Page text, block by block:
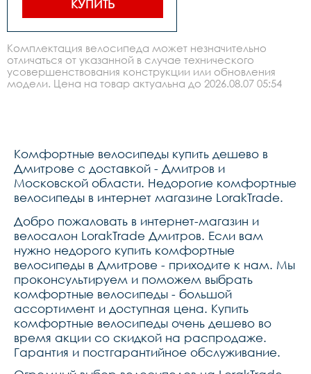
переключатель shimano rd-
m310 altus,передний
тормоз tektro m285 hydr.
гидравлический,задний
тормоз tektro m285 hydr.
disc 160 гидравлический
,манетки shimano-
m315,шатуны prowheel
промах,покрышки
chaoyang 28*1.75
h5113,обода двойной da-
18 28,цепьkmc z8,руль lorak
alloy 640w,вынос tds-zoom
регулируемый по
углу,подседельный штырь
lorak alloy
27.2*300mm,рулевая
колонка neco,седло lorak
6752,педали alloy 976
КУПИТЬ
Комплектация велосипеда может незначительно
отличаться от указанной в случае технического
усовершенствования конструкции или обновления
модели. Цена на товар актуальна до 2026.08.07 05:54
Комфортные велосипеды купить дешево в
Дмитрове с доставкой - Дмитров и
Московской области. Недорогие комфортные
велосипеды в интернет магазине LorakTrade.
Добро пожаловать в интернет-магазин и
велосалон LorakTrade Дмитров. Если вам
нужно недорого купить комфортные
велосипеды в Дмитрове - приходите к нам. Мы
проконсультируем и поможем выбрать
комфортные велосипеды - большой
ассортимент и доступная цена. Купить
комфортные велосипеды очень дешево во
время акции со скидкой на распродаже.
Гарантия и постгарантийное обслуживание.